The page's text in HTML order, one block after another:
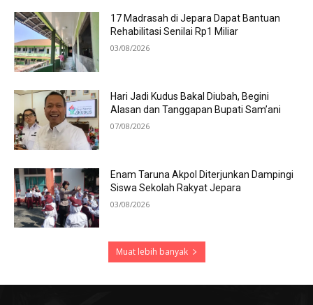
17 Madrasah di Jepara Dapat Bantuan
Rehabilitasi Senilai Rp1 Miliar
03/08/2026
Hari Jadi Kudus Bakal Diubah, Begini
Alasan dan Tanggapan Bupati Sam’ani
07/08/2026
Enam Taruna Akpol Diterjunkan Dampingi
Siswa Sekolah Rakyat Jepara
03/08/2026
Muat lebih banyak